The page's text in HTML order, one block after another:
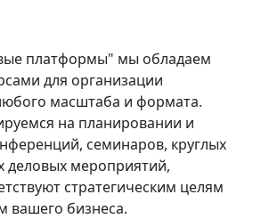
платформы" мы обладаем
для организации
масштаба и формата.
на планировании и
семинаров, круглых
деловых мероприятий,
стратегическим целям
вашего бизнеса.